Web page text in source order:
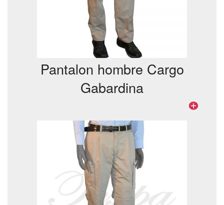
Pantalon hombre Cargo
Gabardina